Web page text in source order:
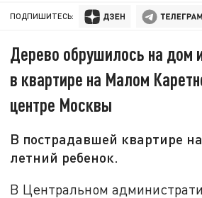
ПОДПИШИТЕСЬ:
Дерево обрушилось на дом
в квартире на Малом
центре Москвы
В пострадавшей квартире
летний ребенок.
В Центральном